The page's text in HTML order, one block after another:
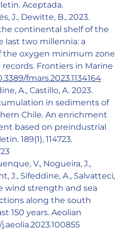
Aceptada.
J., Dewitte, B., 2023.
continental shelf of the
last two millennia: a
oxygen minimum zone
Frontiers in Marine
fmars.2023.1134164
A., Castillo, A. 2023.
in sediments of
Chile. An enrichment
based on preindustrial
189(1), 114723.
V., Nogueira, J.,
J., Sifeddine, A., Salvatteci,
wind strength and sea
along the south
150 years. Aeolian
j.aeolia.2023.100855